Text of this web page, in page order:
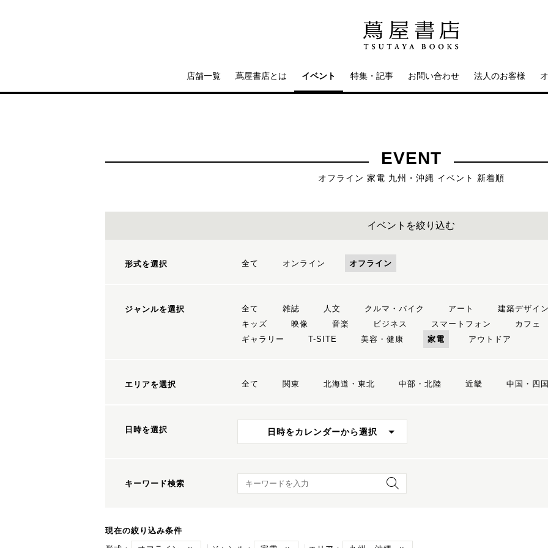
店舗一覧 蔦屋書店とは イベント 特集・記事 お問い合わせ 法人のお客様
EVENT
オフライン 家電 九州・沖縄 イベント 新着順
イベントを絞り込む
形式を選択 全て オンライン オフライン
ジャンルを選択 全て 雑誌 人文 クルマ・バイク アート 建築デザイン
キッズ
映像 音楽 ビジネス スマートフォン カフェ
ギャラリー
T-SITE 美容・健康 家電 アウトドア
エリアを選択 全て 関東 北海道・東北 中部・北陸 近畿 中国・四国
日時を選択 日時をカレンダーから選択
キーワード検索 キーワード検索
現在の絞り込み条件